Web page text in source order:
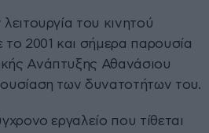
του κινητού
το 2001 και σήμερα παρουσία
Ανάπτυξης Αθανάσιου
των δυνατοτήτων του.
εργαλείο που τίθεται